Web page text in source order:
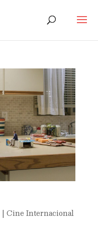
| Cine Internacional